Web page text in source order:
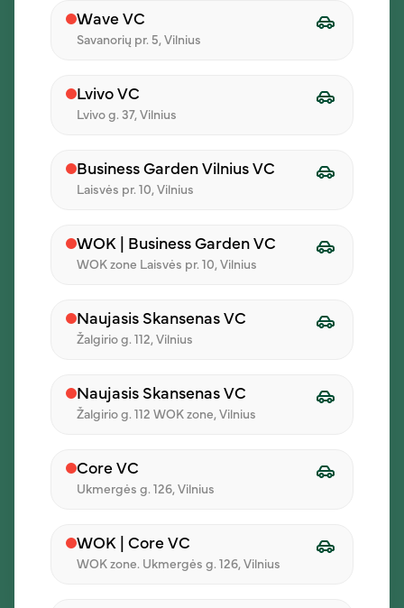
Company proposal
Franchise
Generate invoice
+370 640 60423
info@ilunch.lt
I - V 8:00 - 17:00
Wave VC
Savanorių pr. 5, Vilnius
Lvivo VC
Lvivo g. 37, Vilnius
Business Garden Vilnius VC
Laisvės pr. 10, Vilnius
WOK | Business Garden VC
WOK zone Laisvės pr. 10, Vilnius
Naujasis Skansenas VC
Žalgirio g. 112, Vilnius
Naujasis Skansenas VC
Žalgirio g. 112 WOK zone, Vilnius
Core VC
Ukmergės g. 126, Vilnius
WOK | Core VC
WOK zone. Ukmergės g. 126, Vilnius